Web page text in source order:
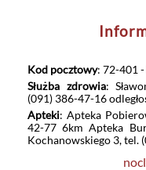
Kod pocztowy: 72-401 -
Służba zdrowia:
(091) 386-47-16
Apteki: Apteka
42-77 6km Apteka
Kochanowskiego 3, tel.